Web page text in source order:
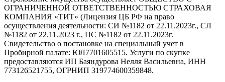
ОГРАНИЧЕННОЙ ОТВЕТСТВЕННОСТЬЮ СТРАХОВАЯ
КОМПАНИЯ «ТИТ» (Лицензия ЦБ РФ на право
осуществления деятельности: СИ №1182 от 22.11.2023г., СЛ
№1182 от 22.11.2023 г., ПС №1182 от 22.11.2023г.
Свидетельство о постановке на специальный учет в
Пробирной палате: ЮЛ7701605515. Услуги по скупке
предоставляются ИП Баяндурова Нелля Васильевна, ИНН
773126521755, ОГРНИП 319774600359848.